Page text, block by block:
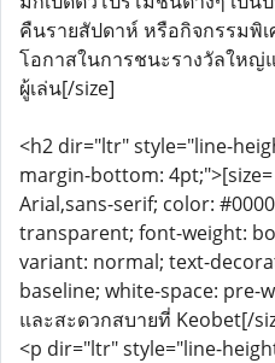
คืนรายสัปดาห์ หรือกิจกรรมพิ
โอกาสในการชนะรางวัลให
ผู้เล่น[/size]
<h2 dir="ltr" style="line-
margin-bottom:
Arial,sans-serif; color:
transparent; font-weight:
variant: normal; text-
baseline; white-space:
และสะดวกสบายที่ Keobet[/
<p dir="ltr" style="line-